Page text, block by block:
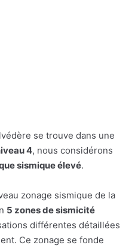
se trouve dans une
4, nous considérons
sismique élevé.
zonage sismique de la
5 zones de sismicité
différentes détaillées
Ce zonage se fonde